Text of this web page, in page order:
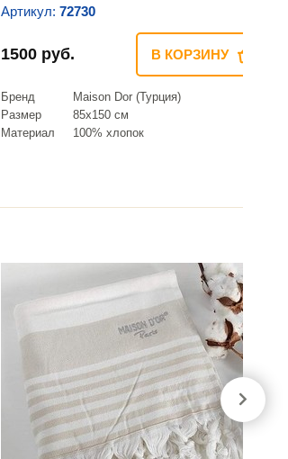
Артикул: 72730
1500 руб. В КОРЗИНУ
Бренд
Maison Dor (Турция)
Размер
85х150 см
Материал
100% хлопок